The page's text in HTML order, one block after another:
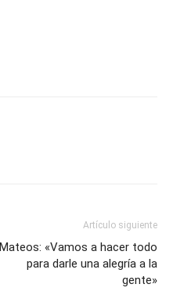
Artículo siguiente
Mateos: «Vamos a hacer todo
para darle una alegría a la
gente»